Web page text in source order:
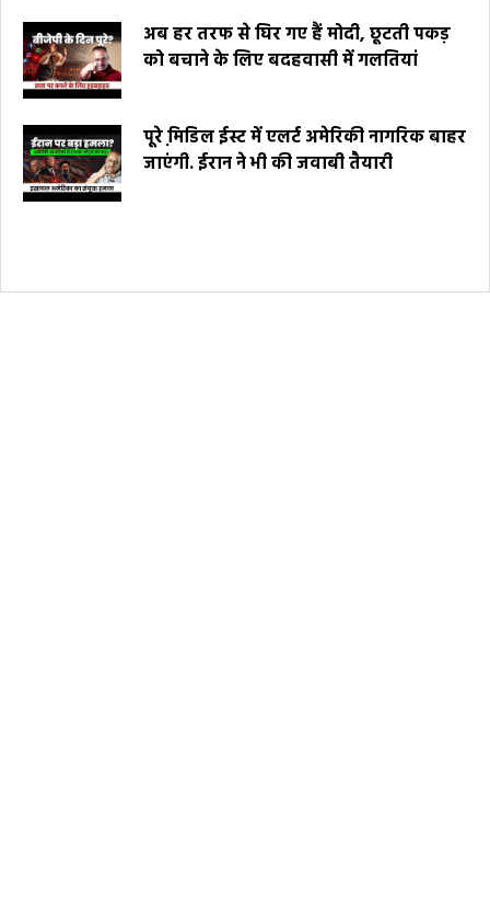
अब हर तरफ से घिर गए हैं मोदी, छूटती पकड़
को बचाने के लिए बदहवासी में गलतियां
पूरे मि़डिल ईस्ट में एलर्ट अमेरिकी नागरिक बाहर
जाएंगी. ईरान ने भी की जवाबी तैयारी